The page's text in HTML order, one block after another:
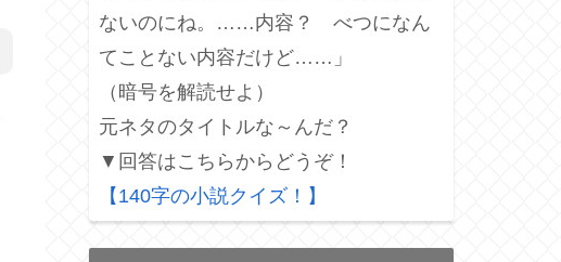
ないのにね。……内容？ べつになん
てことない内容だけど……」
（暗号を解読せよ）
元ネタのタイトルな～んだ？
▼回答はこちらからどうぞ！
【140字の小説クイズ！】